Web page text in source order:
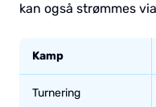
kan også strømmes via
Kamp
Turnering